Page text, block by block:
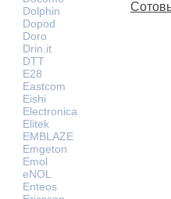
Dolphin
Dopod
Doro
Drin.it
DTT
E28
Eastcom
Eishi
Electronica
Elitek
EMBLAZE
Emgeton
Emol
eNOL
Enteos